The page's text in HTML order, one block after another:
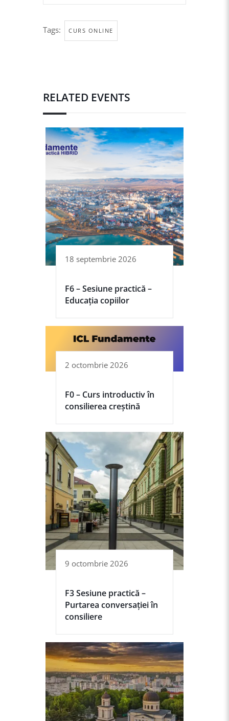
Tags: CURS ONLINE
RELATED EVENTS
18 septembrie 2026
F6 – Sesiune practică –
Educația copiilor
2 octombrie 2026
F0 – Curs introductiv în
consilierea creștină
9 octombrie 2026
F3 Sesiune practică –
Purtarea conversației în
consiliere